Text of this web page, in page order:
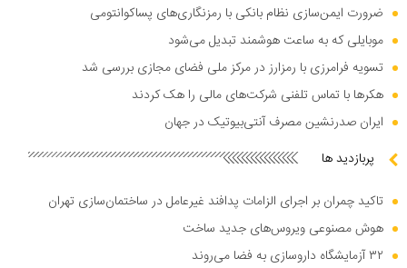
ضرورت ایمن‌سازی نظام بانکی با رمزنگاری‌های پساکوانتومی
موبایلی که به ساعت هوشمند تبدیل می‌شود
تسویه فرامرزی با رمزارز در مرکز ملی فضای مجازی بررسی شد
هکر‌ها با تماس تلفنی شرکت‌های مالی را هک کردند
ایران صدرنشین مصرف آنتی‌بیوتیک در جهان
پربازدید ها
تاکید چمران بر اجرای الزامات پدافند غیرعامل در ساختمان‌سازی تهران
هوش مصنوعی ویروس‌های جدید ساخت
۳۲ آزمایشگاه داروسازی به فضا می‌روند